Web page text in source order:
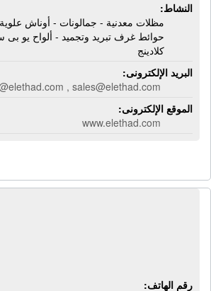
النشاط:
مظلات معدنية - جمالونات - أوناش
حوائط غرف تبريد وتجميد - ألواح يو بى
كلادينج
البريد الإلكترونى:
, sales@elethad.com
الموقع الإلكترونى:
www.elethad.com
رقم الهاتف: